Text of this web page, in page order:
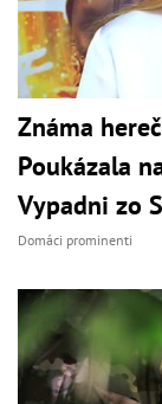
Známa
Poukázala
Vypadni zo
Domáci prominenti